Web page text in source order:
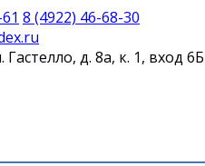
8 (4922) 46-68-30
Гастелло, д. 8а, к. 1, вход 6Б